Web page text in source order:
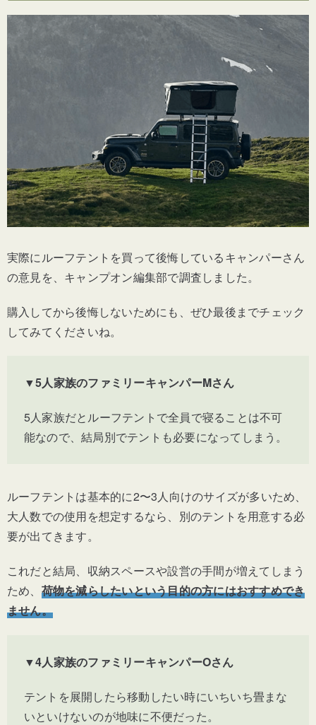
実際にルーフテントを買って後悔しているキャンパーさん
の意見を、キャンプオン編集部で調査しました。
購入してから後悔しないためにも、ぜひ最後までチェック
してみてくださいね。
▼5人家族のファミリーキャンパーMさん
5人家族だとルーフテントで全員で寝ることは不可
能なので、結局別でテントも必要になってしまう。
ルーフテントは基本的に2〜3人向けのサイズが多いため、
大人数での使用を想定するなら、別のテントを用意する必
要が出てきます。
これだと結局、収納スペースや設営の手間が増えてしまう
ため、 荷物を減らしたいという目的の方にはおすすめでき
ません。
▼4人家族のファミリーキャンパーOさん
テントを展開したら移動したい時にいちいち畳まな
いといけないのが地味に不便だった。